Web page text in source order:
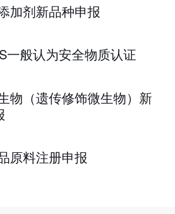
加剂新品种申报
一般认为安全物质认证
物（遗传修饰微生物）新
原料注册申报